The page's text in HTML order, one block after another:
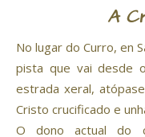
A
No lugar do Curro, en
pista que vai desde
estrada xeral,
Cristo crucificado e
O dono actual do